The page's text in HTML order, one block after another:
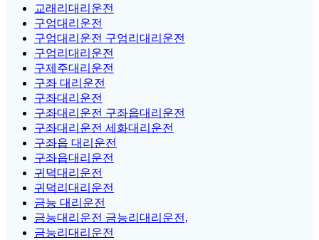
교래리대리운전
구엄대리운전
구엄대리운전 구엄리대리운전
구엄리대리운전
구제주대리운전
구좌 대리운전
구좌대리운전
구좌대리운전 구좌읍대리운전
구좌대리운전 세화대리운전
구좌읍 대리운전
구좌읍대리운전
귀덕대리운전
귀덕리대리운전
금능 대리운전
금능대리운전 금능리대리운전,
금능리대리운전